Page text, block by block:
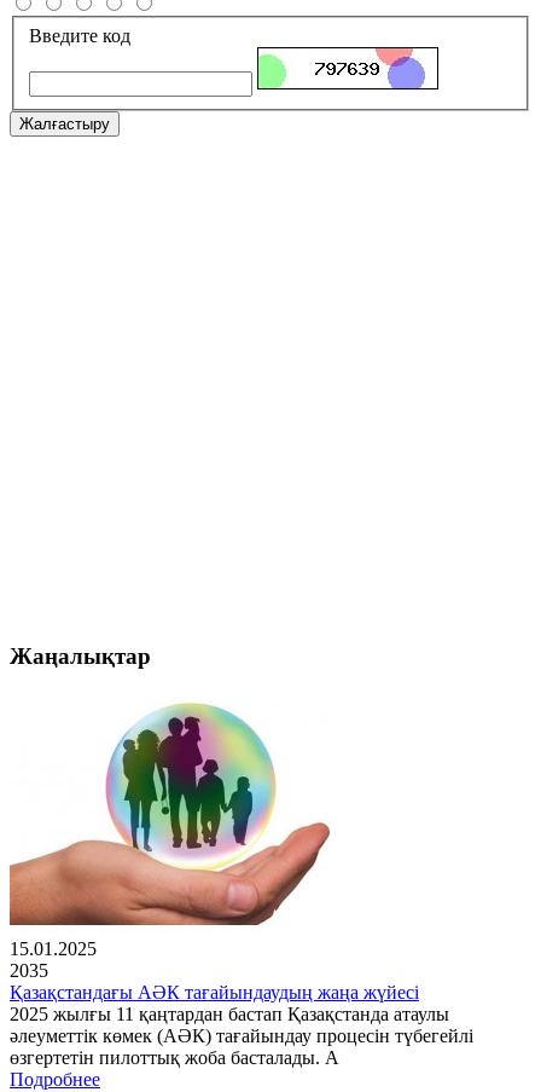
Введите код
Жалғастыру
Жаңалықтар
15.01.2025
2035
Қазақстандағы АӘК тағайындаудың жаңа жүйесі
2025 жылғы 11 қаңтардан бастап Қазақстанда атаулы
әлеуметтік көмек (АӘК) тағайындау процесін түбегейлі
өзгертетін пилоттық жоба басталады. А
Подробнее